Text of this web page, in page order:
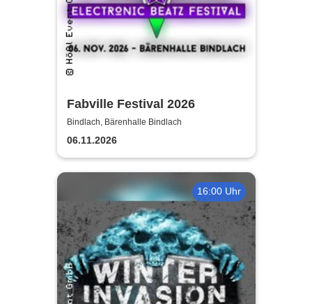
Fabville Festival 2026
Bindlach, Bärenhalle Bindlach
06.11.2026
16:00 Uhr